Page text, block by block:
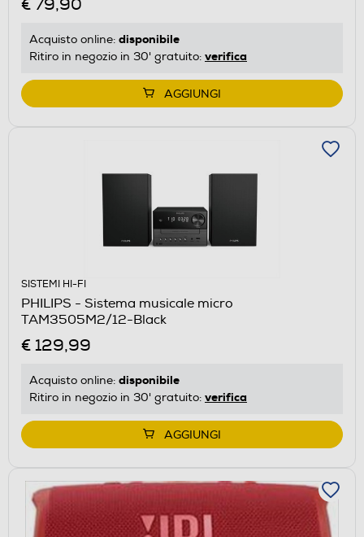
€ 79,90
Acquisto online: disponibile
Ritiro in negozio in 30' gratuito: verifica
AGGIUNGI
SISTEMI HI-FI
PHILIPS - Sistema musicale micro
TAM3505M2/12-Black
€ 129,99
Acquisto online: disponibile
Ritiro in negozio in 30' gratuito: verifica
AGGIUNGI